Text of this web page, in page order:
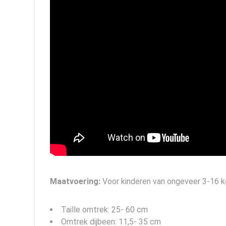
Maatvoering: Voor kinderen van ongeveer 3-16
Taille omtrek: 25- 60 cm
Omtrek dijbeen: 11,5- 35 cm